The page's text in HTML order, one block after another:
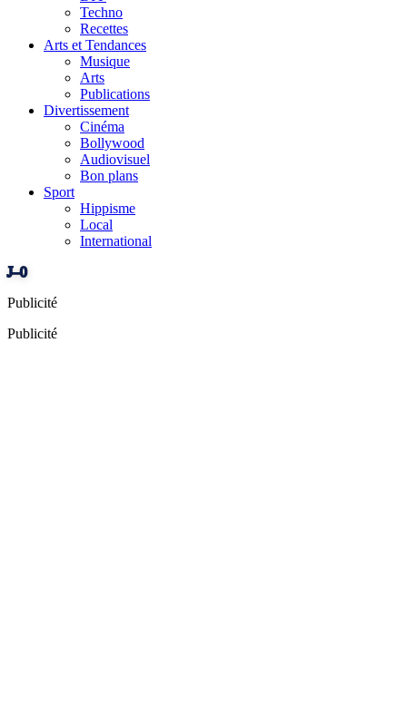
Techno
Recettes
Arts et Tendances
Musique
Arts
Publications
Divertissement
Cinéma
Bollywood
Audiovisuel
Bon plans
Sport
Hippisme
Local
International
J–0
Publicité
Publicité